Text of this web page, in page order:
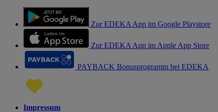
Zur EDEKA App im Google Playstore
Zur EDEKA App im Apple App Store
PAYBACK Bonusprogramm bei EDEKA
Impressum